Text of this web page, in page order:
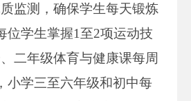
监测，确保学生每天锻炼
位学生掌握1至2项运动技
二年级体育与健康课每周
小学三至六年级和初中每